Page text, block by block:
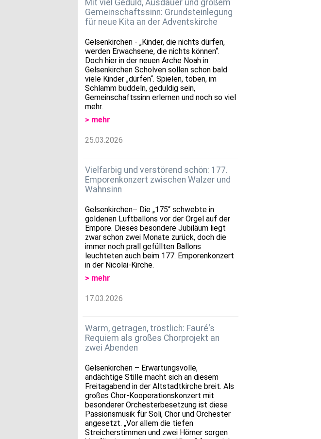
Mit viel Geduld, Ausdauer und großem
Gemeinschaftssinn: Grundsteinlegung
für neue Kita an der Adventskirche
Gelsenkirchen - „Kinder, die nichts dürfen,
werden Erwachsene, die nichts können“.
Doch hier in der neuen Arche Noah in
Gelsenkirchen Scholven sollen schon bald
viele Kinder „dürfen“. Spielen, toben, im
Schlamm buddeln, geduldig sein,
Gemeinschaftssinn erlernen und noch so viel
mehr.
> mehr
25.03.2026
Vielfarbig und verstörend schön: 177.
Emporenkonzert zwischen Walzer und
Wahnsinn
Gelsenkirchen– Die „175“ schwebte in
goldenen Luftballons vor der Orgel auf der
Empore. Dieses besondere Jubiläum liegt
zwar schon zwei Monate zurück, doch die
immer noch prall gefüllten Ballons
leuchteten auch beim 177. Emporenkonzert
in der Nicolai-Kirche.
> mehr
17.03.2026
Warm, getragen, tröstlich: Fauré‘s
Requiem als großes Chorprojekt an
zwei Abenden
Gelsenkirchen – Erwartungsvolle,
andächtige Stille macht sich an diesem
Freitagabend in der Altstadtkirche breit. Als
großes Chor-Kooperationskonzert mit
besonderer Orchesterbesetzung ist diese
Passionsmusik für Soli, Chor und Orchester
angesetzt. „Vor allem die tiefen
Streicherstimmen und zwei Hörner sorgen